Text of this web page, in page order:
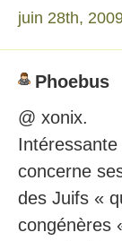
juin 28th,
Phoebus
@ xonix.
concerne
des Juifs «
congénères